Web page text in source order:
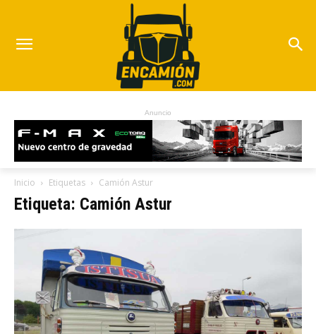
Anuncio
Inicio Etiquetas Camión Astur
Etiqueta: Camión Astur